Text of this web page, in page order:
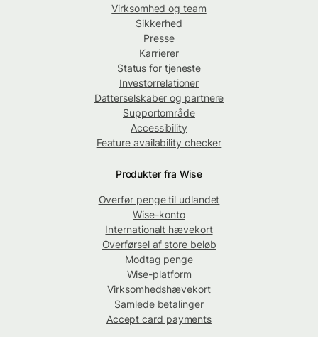
Virksomhed og team
Sikkerhed
Presse
Karrierer
Status for tjeneste
Investorrelationer
Datterselskaber og partnere
Supportområde
Accessibility
Feature availability checker
Produkter fra Wise
Overfør penge til udlandet
Wise-konto
Internationalt hævekort
Overførsel af store beløb
Modtag penge
Wise-platform
Virksomhedshævekort
Samlede betalinger
Accept card payments